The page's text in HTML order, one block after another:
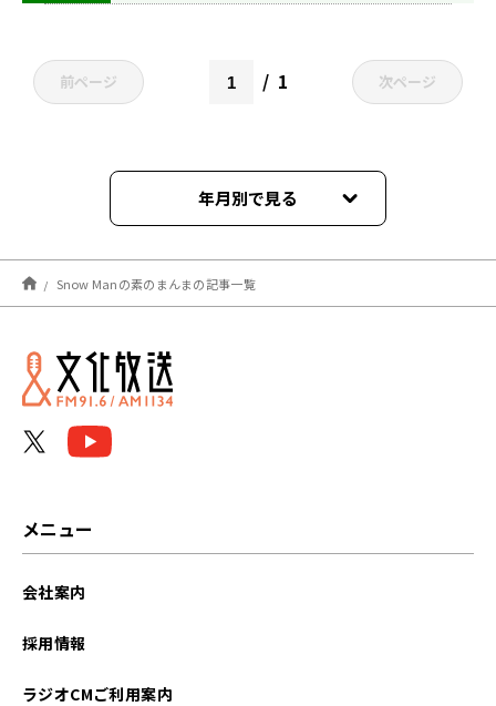
前ページ 1 次ページ
年月別で見る
2026年01月
2024年12月
2024年11月
Snow Manの素のまんまの記事一覧
メニュー
会社案内
採用情報
ラジオCMご利用案内